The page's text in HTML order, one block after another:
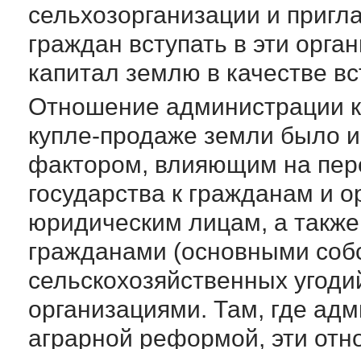
сельхозорганизации и
граждан вступать в эти
капитал землю в качестве
Отношение администрации
купле-продаже земли было
фактором, влияющим на
государства к гражданам и
юридическим лицам, а
гражданами (основными
сельскохозяйственных
организациями. Там, где
аграрной реформой, эти